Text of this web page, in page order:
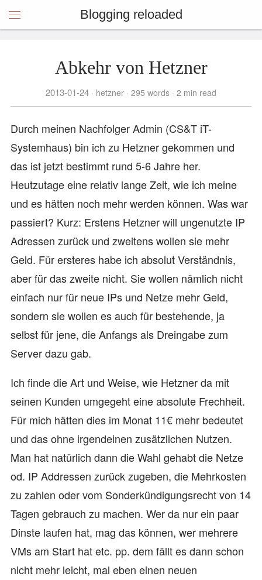
Blogging reloaded
Abkehr von Hetzner
2013-01-24 hetzner 295 words 2 min read
Durch meinen Nachfolger Admin (CS&T iT-
Systemhaus) bin ich zu Hetzner gekommen und
das ist jetzt bestimmt rund 5-6 Jahre her.
Heutzutage eine relativ lange Zeit, wie ich meine
und es hätten noch mehr werden können. Was war
passiert? Kurz: Erstens Hetzner will ungenutzte IP
Adressen zurück und zweitens wollen sie mehr
Geld. Für ersteres habe ich absolut Verständnis,
aber für das zweite nicht. Sie wollen nämlich nicht
einfach nur für neue IPs und Netze mehr Geld,
sondern sie wollen es auch für bestehende, ja
selbst für jene, die Anfangs als Dreingabe zum
Server dazu gab.
Ich finde die Art und Weise, wie Hetzner da mit
seinen Kunden umgegeht eine absolute Frechheit.
Für mich hätten dies im Monat 11€ mehr bedeutet
und das ohne irgendeinen zusätzlichen Nutzen.
Man hat natürlich dann die Wahl gehabt die Netze
od. IP Addressen zurück zugeben, die Mehrkosten
zu zahlen oder vom Sonderkündigungsrecht von 14
Tagen gebrauch zu machen. Wer da nur ein paar
Dinste laufen hat, mag das können, wer mehrere
VMs am Start hat etc. pp. dem fällt es dann schon
nicht mehr leicht, mal eben einen neuen